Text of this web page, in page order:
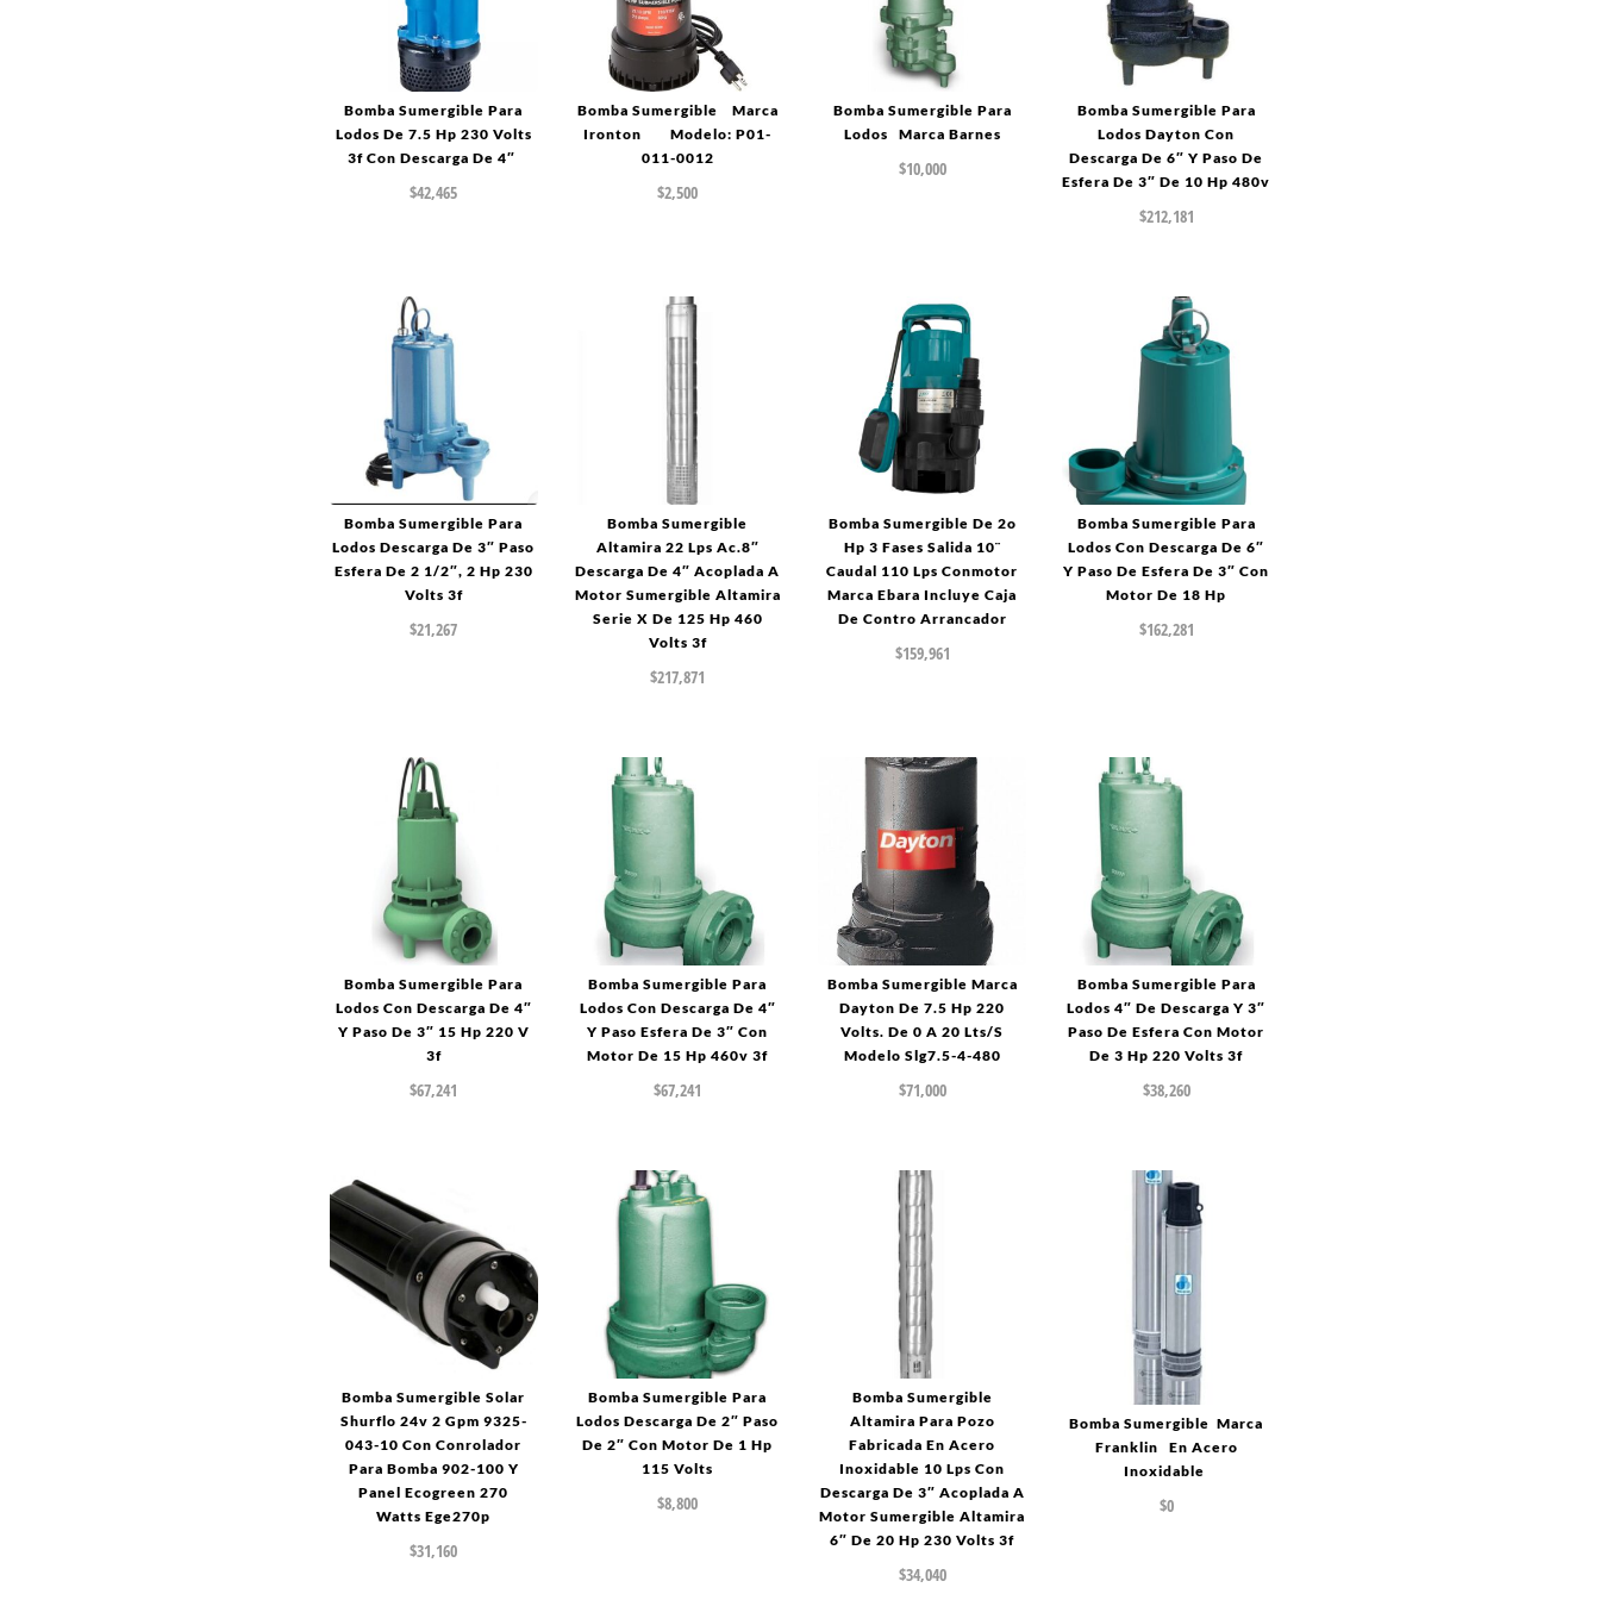
Bomba Sumergible Para
Lodos De 7.5 Hp 230 Volts
3f Con Descarga De 4″
$42,465
Bomba Sumergible Marca
Ironton Modelo: P01-
011-0012
$2,500
Bomba Sumergible Para
Lodos Marca Barnes
$10,000
Bomba Sumergible Para
Lodos Dayton Con
Descarga De 6″ Y Paso De
Esfera De 3″ De 10 Hp 480v
$212,181
Bomba Sumergible Para
Lodos Descarga De 3″ Paso
Esfera De 2 1/2″, 2 Hp 230
Volts 3f
$21,267
Bomba Sumergible
Altamira 22 Lps Ac.8″
Descarga De 4″ Acoplada A
Motor Sumergible Altamira
Serie X De 125 Hp 460
Volts 3f
$217,871
Bomba Sumergible De 2o
Hp 3 Fases Salida 10¨
Caudal 110 Lps Conmotor
Marca Ebara Incluye Caja
De Contro Arrancador
$159,961
Bomba Sumergible Para
Lodos Con Descarga De 6″
Y Paso De Esfera De 3″ Con
Motor De 18 Hp
$162,281
Bomba Sumergible Para
Lodos Con Descarga De 4″
Y Paso De 3″ 15 Hp 220 V
3f
$67,241
Bomba Sumergible Para
Lodos Con Descarga De 4″
Y Paso Esfera De 3″ Con
Motor De 15 Hp 460v 3f
$67,241
Bomba Sumergible Marca
Dayton De 7.5 Hp 220
Volts. De 0 A 20 Lts/S
Modelo Slg7.5-4-480
$71,000
Bomba Sumergible Para
Lodos 4″ De Descarga Y 3″
Paso De Esfera Con Motor
De 3 Hp 220 Volts 3f
$38,260
Bomba Sumergible Solar
Shurflo 24v 2 Gpm 9325-
043-10 Con Conrolador
Para Bomba 902-100 Y
Panel Ecogreen 270
Watts Ege270p
$31,160
Bomba Sumergible Para
Lodos Descarga De 2″ Paso
De 2″ Con Motor De 1 Hp
115 Volts
$8,800
Bomba Sumergible
Altamira Para Pozo
Fabricada En Acero
Inoxidable 10 Lps Con
Descarga De 3″ Acoplada A
Motor Sumergible Altamira
6″ De 20 Hp 230 Volts 3f
$34,040
Bomba Sumergible Marca
Franklin En Acero
Inoxidable
$0